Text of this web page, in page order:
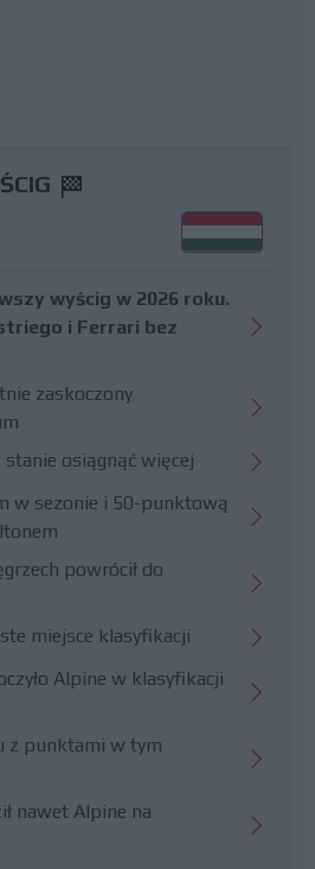
wyścig w 2026 roku.
i Ferrari bez
zaskoczony
osiągnąć więcej
w sezonie i 50-punktową
powrócił do
miejsce klasyfikacji
Alpine w klasyfikacji
z punktami w tym
nawet Alpine na